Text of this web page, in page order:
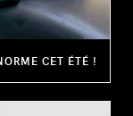
CET ÉTÉ !